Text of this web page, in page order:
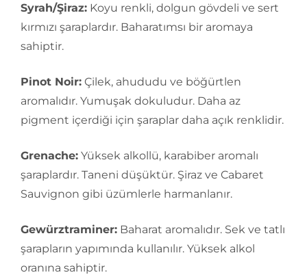
Syrah/Şiraz: Koyu renkli, dolgun gövdeli ve sert
kırmızı şaraplardır. Baharatımsı bir aromaya
sahiptir.
Pinot Noir: Çilek, ahududu ve böğürtlen
aromalıdır. Yumuşak dokuludur. Daha az
pigment içerdiği için şaraplar daha açık renklidir.
Grenache: Yüksek alkollü, karabiber aromalı
şaraplardır. Taneni düşüktür. Şiraz ve Cabaret
Sauvignon gibi üzümlerle harmanlanır.
Gewürztraminer: Baharat aromalıdır. Sek ve tatlı
şarapların yapımında kullanılır. Yüksek alkol
oranına sahiptir.